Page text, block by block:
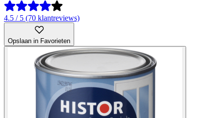
4.5 / 5 (70 klantreviews)
Opslaan in Favorieten